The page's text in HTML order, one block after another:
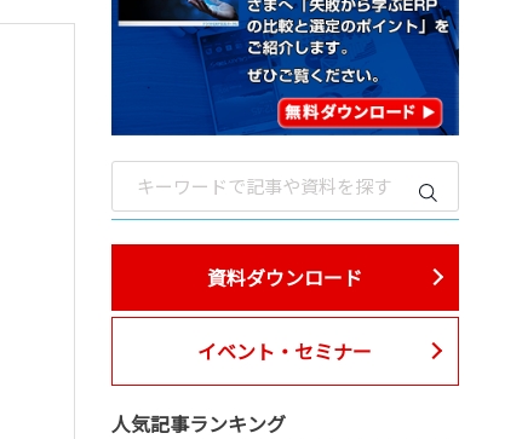
資料ダウンロード
イベント・セミナー
人気記事ランキング